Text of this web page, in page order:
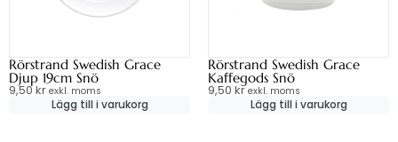
Rörstrand Swedish Grace
Djup 19cm Snö
9,50kr exkl. moms
Lägg till i varukorg
Rörstrand Swedish Grace
Kaffegods Snö
9,50 kr exkl. moms
Lägg till i varukorg